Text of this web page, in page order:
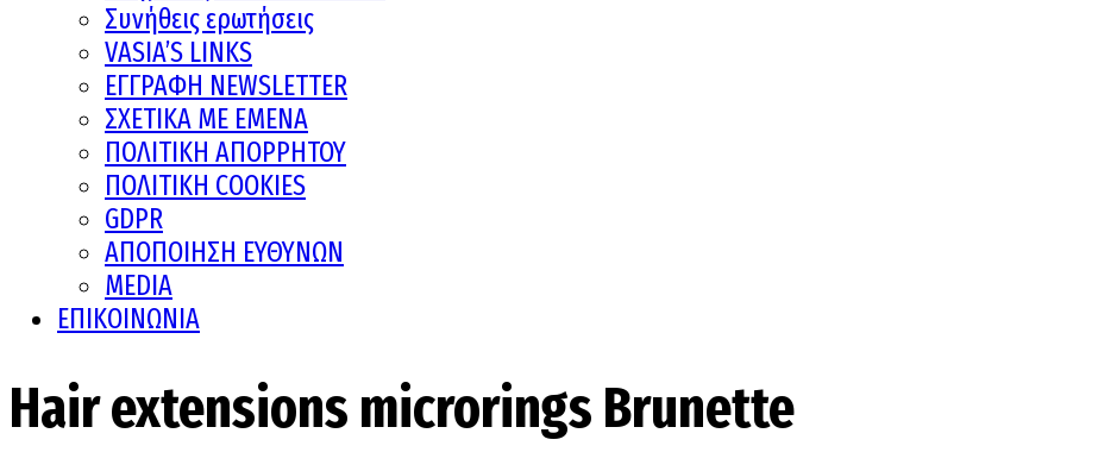
Συνήθεις ερωτήσεις
VASIA’S LINKS
ΕΓΓΡΑΦΗ NEWSLETTER
ΣΧΕΤΙΚΑ ΜΕ ΕΜΕΝΑ
ΠΟΛΙΤΙΚΗ ΑΠΟΡΡΗΤΟΥ
ΠΟΛΙΤΙΚΗ COOKIES
GDPR
ΑΠΟΠΟΙΗΣΗ ΕΥΘΥΝΩΝ
MEDIA
ΕΠΙΚΟΙΝΩΝΙΑ
Hair extensions microrings Brunette